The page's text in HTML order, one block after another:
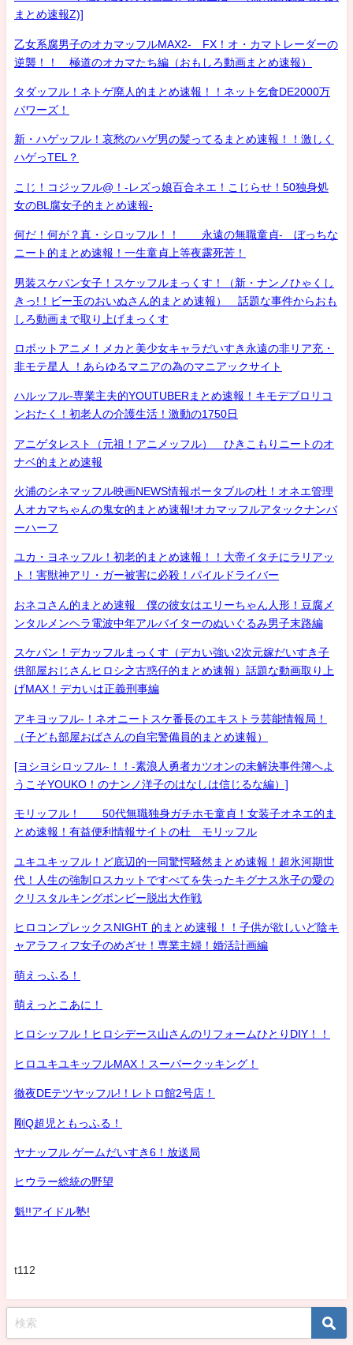
まとめ速報Z)]
乙女系腐男子のオカマッフルMAX2- FX！オ・カマトレーダーの
逆襲！！ 極道のオカマたち編（おもしろ動画まとめ速報）
タダッフル！ネトゲ廃人的まとめ速報！！ネット乞食DE2000万
パワーズ！
新・ハゲッフル！哀愁のハゲ男の髪ってるまとめ速報！！激しく
ハゲっTEL？
こじ！コジッフル@！-レズっ娘百合ネエ！こじらせ！50独身処
女のBL腐女子的まとめ速報-
何だ！何が？真・シロッフル！！ 永遠の無職童貞- ぼっちな
ニート的まとめ速報！一生童貞上等夜露死苦！
男装スケバン女子！スケッフルまっくす！（新・ナンノひゃくし
きっ!！ビー玉のおいぬさん的まとめ速報） 話題な事件からおも
しろ動画まで取り上げまっくす
ロボットアニメ！メカと美少女キャラだいすき永遠の非リア充・
非モテ星人 ！あらゆるマニアの為のマニアックサイト
ハルッフル-専業主夫的YOUTUBERまとめ速報！キモデブロリコ
ンおたく！初老人の介護生活！激動の1750日
アニゲタレスト（元祖！アニメッフル） ひきこもりニートのオ
ナベ的まとめ速報
火浦のシネマッフル映画NEWS情報ポータブルの杜！オネエ管理
人オカマちゃんの鬼女的まとめ速報!オカマッフルアタックナンバ
ーハーフ
ユカ・ヨネッフル！初老的まとめ速報！！大帝イタチにラリアッ
ト！害獣神アリ・ガー被害に必殺！パイルドライバー
おネコさん的まとめ速報 僕の彼女はエリーちゃん人形！豆腐メ
ンタルメンヘラ電波中年アルバイターのぬいぐるみ男子末路編
スケバン！デカッフルまっくす（デカい強い2次元嫁だいすき子
供部屋おじさんヒロシ之古惑仔的まとめ速報）話題な動画取り上
げMAX！デカいは正義刑事編
アキヨッフル-！ネオニートスケ番長のエキストラ芸能情報局！
（子ども部屋おばさんの自宅警備員的まとめ速報）
[ヨシヨシロッフル-！！-素浪人勇者カツオンの未解決事件簿へよ
うこそYOUKO！のナンノ洋子のはなしは信じるな編）]
モリッフル！ 50代無職独身ガチホモ童貞！女装子オネエ的ま
とめ速報！有益便利情報サイトの杜 モリッフル
ユキユキッフル！ど底辺的一同驚愕騒然まとめ速報！超氷河期世
代！人生の強制ロスカットですべてを失ったキグナス氷子の愛の
クリスタルキングボンビー脱出大作戦
ヒロコンプレックスNIGHT 的まとめ速報！！子供が欲しいど陰キ
ャアラフィフ女子のめざせ！専業主婦！婚活計画編
萌えっふる！
萌えっとこあに！
ヒロシッフル！ヒロシデース山さんのリフォームひとりDIY！！
ヒロユキユキッフルMAX！スーパークッキング！
徹夜DEテツヤッフル!！レトロ館2号店！
剛Q超児ともっふる！
ヤナッフル ゲームだいすき6！放送局
ヒウラー総統の野望
魁!!アイドル塾!
t112